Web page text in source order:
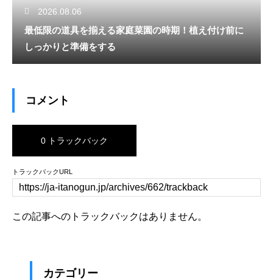
2026.08.06
最低限の道具を揃える家庭菜園の時期！植え付け前に
しっかりと準備をする
コメント
0 トラックバック
トラックバックURL
この記事へのトラックバックはありません。
カテゴリー